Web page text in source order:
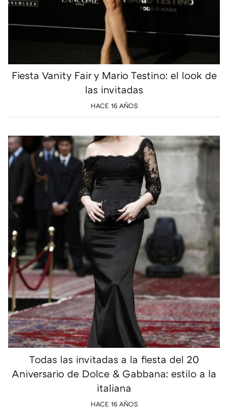
Fiesta Vanity Fair y Mario Testino: el look de
las invitadas
HACE 16 AÑOS
Todas las invitadas a la fiesta del 20
Aniversario de Dolce & Gabbana: estilo a la
italiana
HACE 16 AÑOS